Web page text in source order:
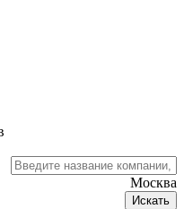
Москва
Искать